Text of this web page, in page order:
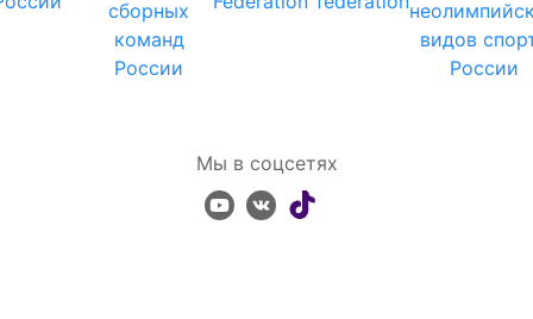
Мы в соцсетях